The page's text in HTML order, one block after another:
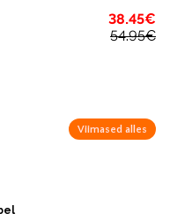
38.45€
54.95€
Viimased alles